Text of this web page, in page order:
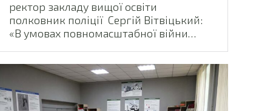
ректор закладу вищої освіти
полковник поліції Сергій Вітвіцький:
«В умовах повномасштабної війни…